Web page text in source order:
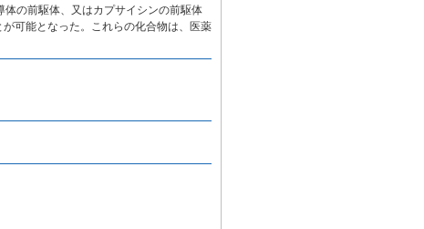
の前駆体、又はカプサイシンの前駆体
可能となった。これらの化合物は、医薬